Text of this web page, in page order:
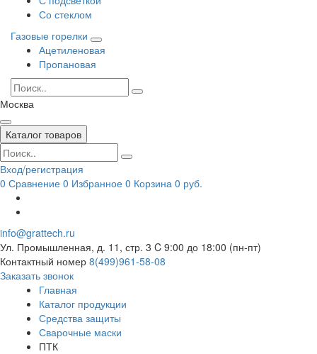
Со стеклом
Газовые горелки
Ацетиленовая
Пропановая
Москва
Каталог товаров
Вход/регистрация
0 Сравнение 0 Избранное 0 Корзина 0 руб.
info@grattech.ru
Ул. Промышленная, д. 11, стр. 3 C 9:00 до 18:00 (пн-пт)
Контактный номер 8(499)961-58-08
Заказать звонок
Главная
Каталог продукции
Средства защиты
Сварочные маски
ПТК